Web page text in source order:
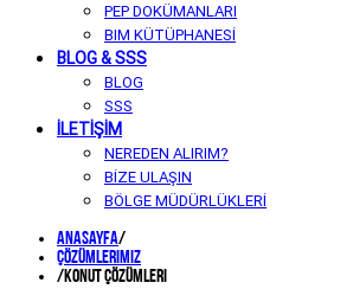
PEP DOKÜMANLARI
BIM KÜTÜPHANESİ
BLOG & SSS
BLOG
SSS
İLETİŞİM
NEREDEN ALIRIM?
BİZE ULAŞIN
BÖLGE MÜDÜRLÜKLERİ
Anasayfa/
Çözümlerimiz
/Konut Çözümleri